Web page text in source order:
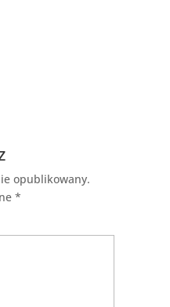
opublikowany.
*